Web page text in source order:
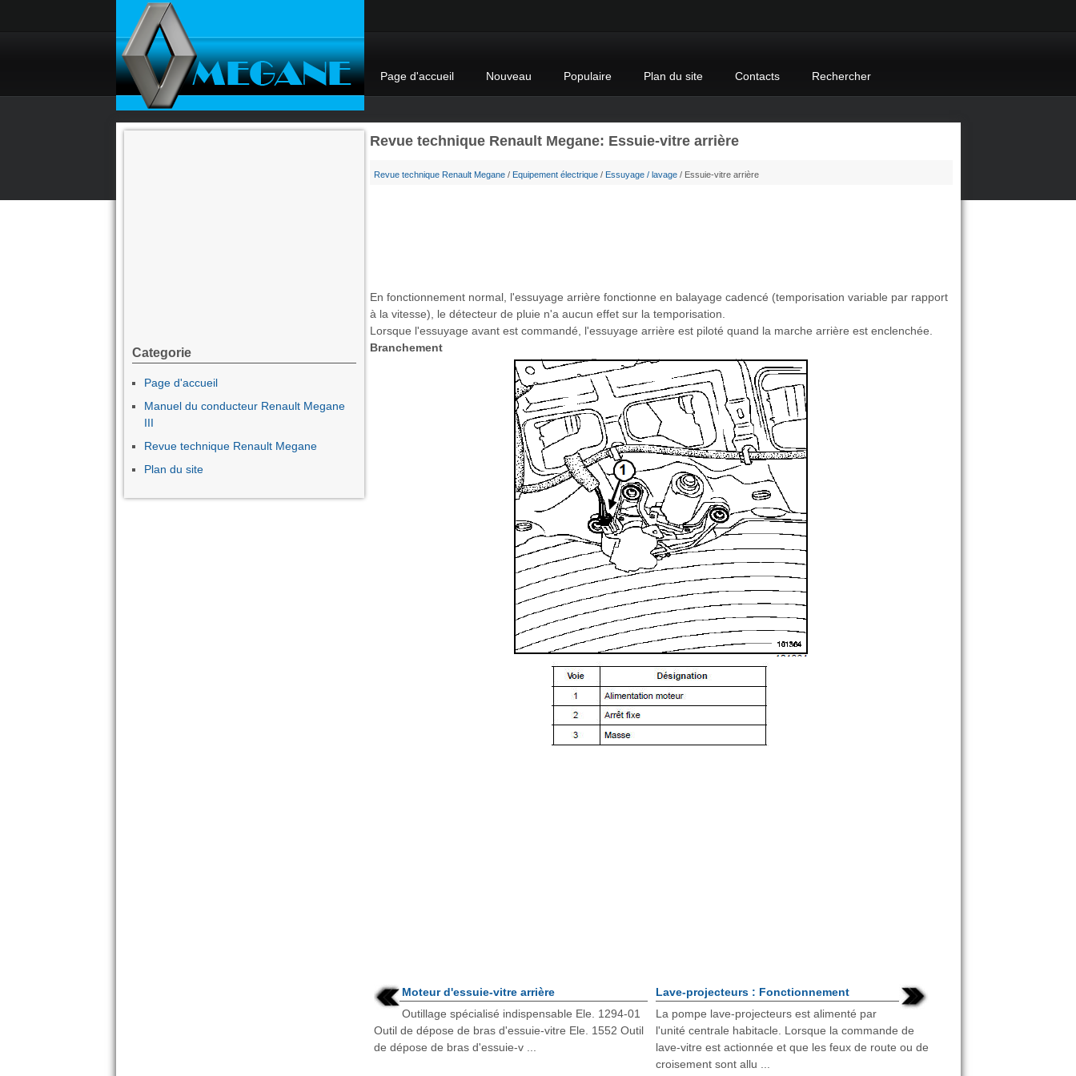
Page d'accueil Nouveau Populaire Plan du site Contacts Rechercher
Revue technique Renault Megane: Essuie-vitre arrière
Revue technique Renault Megane/ Equipement électrique/ Essuyage / lavage/ Essuie-vitre arrière
En fonctionnement normal, l'essuyage arrière fonctionne en balayage cadencé (temporisation variable par rapport
à la vitesse), le détecteur de pluie n'a aucun effet sur la temporisation.
Lorsque l'essuyage avant est commandé, l'essuyage arrière est piloté quand la marche arrière est enclenchée.
Branchement
Moteur d'essuie-vitre arrière
Outillage spécialisé indispensable Ele. 1294-01
Outil de dépose de bras d'essuie-vitre Ele. 1552 Outil
de dépose de bras d'essuie-v ...
Lave-projecteurs : Fonctionnement
La pompe lave-projecteurs est alimenté par
l'unité centrale habitacle. Lorsque la commande de
lave-vitre est actionnée et que les feux de route ou de
croisement sont allu ...
Categorie
Page d'accueil
Manuel du conducteur Renault Megane
III
Revue technique Renault Megane
Plan du site